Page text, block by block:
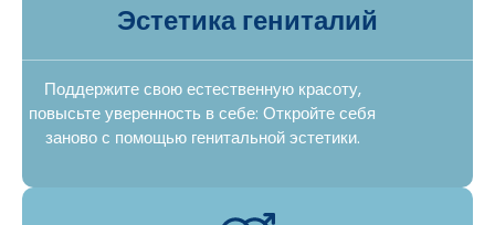
Эстетика гениталий
Поддержите свою естественную красоту,
повысьте уверенность в себе: Откройте себя
заново с помощью генитальной эстетики.